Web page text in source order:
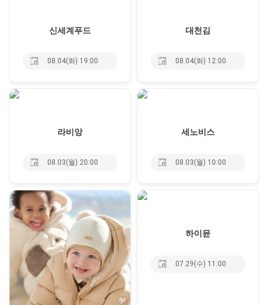
신세계푸드
08.04(화) 19:00
대천김
08.04(화) 12:00
라비앙
08.03(월) 20:00
세노비스
08.03(월) 10:00
하이뮨
07.29(수) 11:00